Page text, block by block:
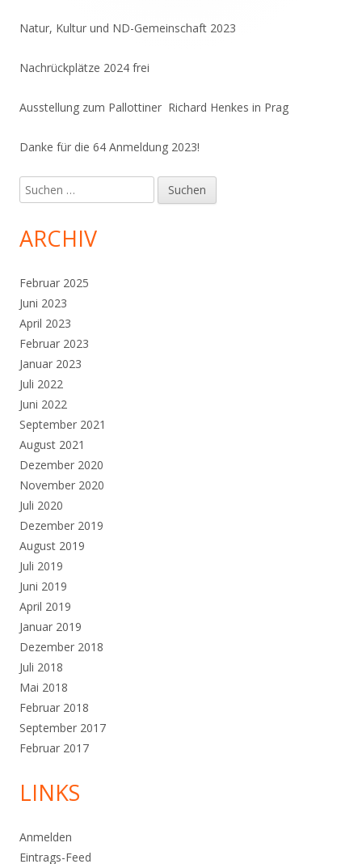
Natur, Kultur und ND-Gemeinschaft 2023
Nachrückplätze 2024 frei
Ausstellung zum Pallottiner Richard Henkes in Prag
Danke für die 64 Anmeldung 2023!
Suchen
nach:
ARCHIV
Februar 2025
Juni 2023
April 2023
Februar 2023
Januar 2023
Juli 2022
Juni 2022
September 2021
August 2021
Dezember 2020
November 2020
Juli 2020
Dezember 2019
August 2019
Juli 2019
Juni 2019
April 2019
Januar 2019
Dezember 2018
Juli 2018
Mai 2018
Februar 2018
September 2017
Februar 2017
LINKS
Anmelden
Eintrags-Feed